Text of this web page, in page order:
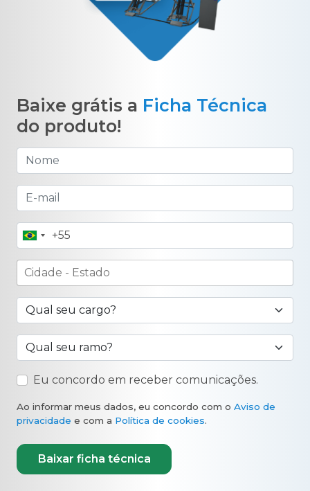
Baixe grátis a Ficha Técnica
do produto!
Brasil+55
Eu concordo em receber comunicações.
Ao informar meus dados, eu concordo com o Aviso de
privacidade e com a Política de cookies.
Baixar ficha técnica